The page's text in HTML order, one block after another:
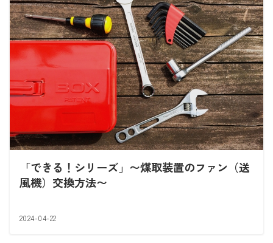
「できる！シリーズ」〜煤取装置のファン（送
風機）交換方法〜
2024-04-22